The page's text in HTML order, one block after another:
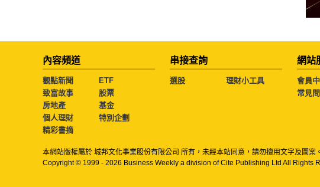
內容頻道
觀點新聞
ETF
致富故事
股票
房地產
基金
個人理財
特別企劃
精彩書摘
串接查詢
選股 理財小工具
網站
會員
常見
本網站版權屬於 城邦文化事業股份有限公司 所有，未經本站同意，請勿擅用文字及圖案。
Copyright © 1999 - 2026 Business Weekly a division of Cite Publishing Ltd All Rights